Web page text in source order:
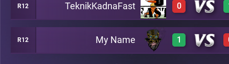
3 A13
R12 TeknikKadnaFast 0
0 A13
R12 My Name 1